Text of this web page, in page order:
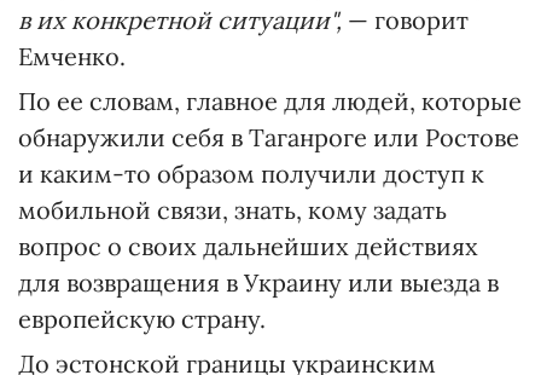
в их конкретной ситуации", — говорит
Емченко.
По ее словам, главное для людей, которые
обнаружили себя в Таганроге или Ростове
и каким-то образом получили доступ к
мобильной связи, знать, кому задать
вопрос о своих дальнейших действиях
для возвращения в Украину или выезда в
европейскую страну.
До эстонской границы украинским